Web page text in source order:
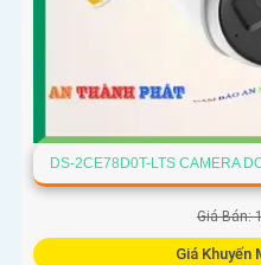
DS-2CE78D0T-LTS CAMERA
Giá Bán:
Giá Khuyến